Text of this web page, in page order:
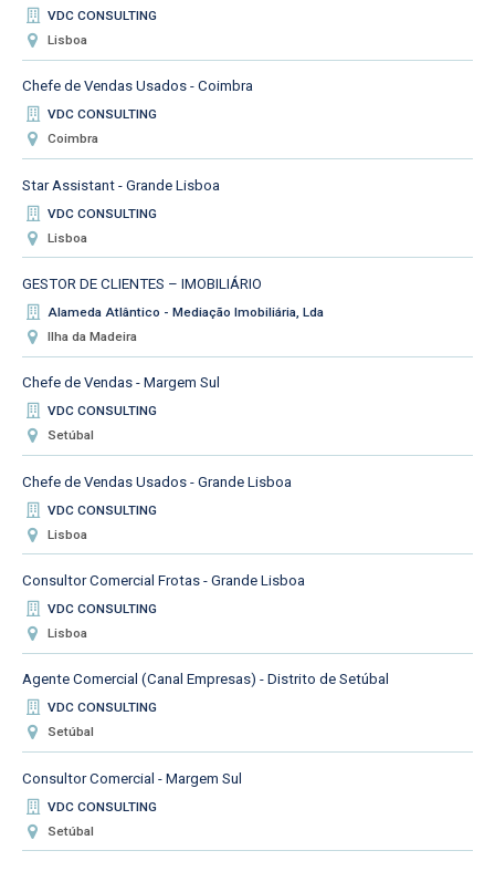
VDC CONSULTING
Lisboa
Chefe de Vendas Usados - Coimbra
VDC CONSULTING
Coimbra
Star Assistant - Grande Lisboa
VDC CONSULTING
Lisboa
GESTOR DE CLIENTES – IMOBILIÁRIO
Alameda Atlântico - Mediação Imobiliária, Lda
Ilha da Madeira
Chefe de Vendas - Margem Sul
VDC CONSULTING
Setúbal
Chefe de Vendas Usados - Grande Lisboa
VDC CONSULTING
Lisboa
Consultor Comercial Frotas - Grande Lisboa
VDC CONSULTING
Lisboa
Agente Comercial (Canal Empresas) - Distrito de Setúbal
VDC CONSULTING
Setúbal
Consultor Comercial - Margem Sul
VDC CONSULTING
Setúbal